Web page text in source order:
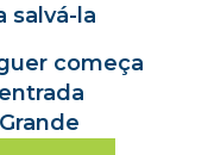
salvá-la
começa